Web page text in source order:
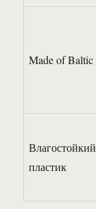
Made of Baltic
Влагостойкий
пластик